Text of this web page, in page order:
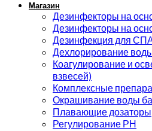
Магазин
Дезинфекторы на
Дезинфекторы на
Дезинфекция для
Дехлорирование
Коагулирование и
взвесей)
Комплексные
Окрашивание воды
Плавающие дозаторы
Регулирование РН